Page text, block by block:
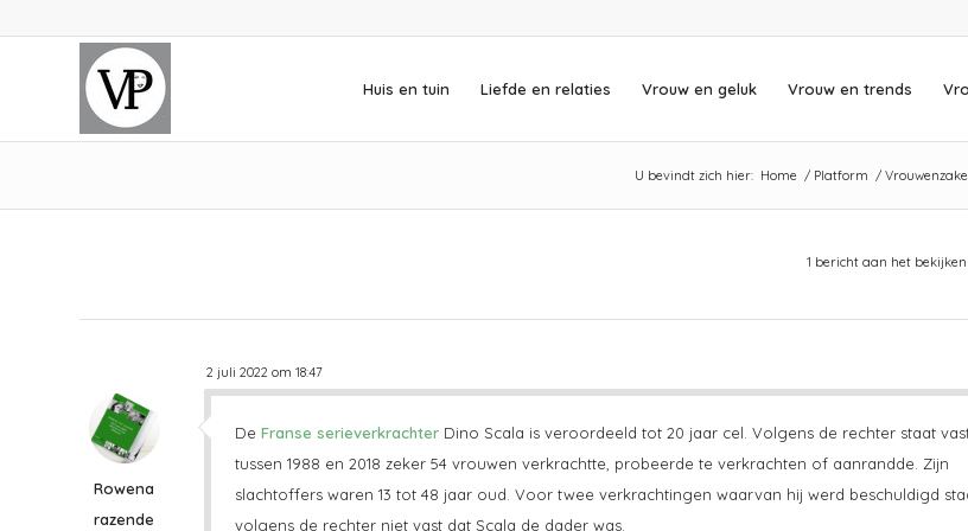
Huis en tuin Liefde en relaties Vrouw en geluk Vrouw en trends
U bevindt zich hier: Home / Platform /
1 bericht aan het
2 juli 2022 om 18:47
Rowena
razende
De Franse serieverkrachter Dino Scala is veroordeeld tot 20 jaar cel. Volgens de rechter staat
tussen 1988 en 2018 zeker 54 vrouwen verkrachtte, probeerde te verkrachten of aanrandde. Zijn
slachtoffers waren 13 tot 48 jaar oud. Voor twee verkrachtingen waarvan hij werd beschuldigd
volgens de rechter niet vast dat Scala de dader was.